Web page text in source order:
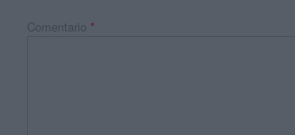
Comentario *